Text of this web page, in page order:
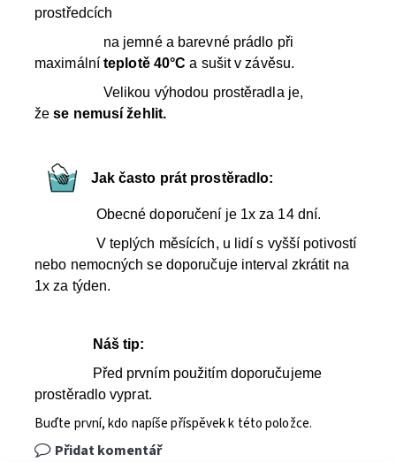
prostředcích
na jemné a barevné prádlo při
maximální teplotě 40°C a sušit v závěsu.
Velikou výhodou prostěradla je,
žese nemusí žehlit.
Jak často prát prostěradlo:
Obecné doporučení je 1x za 14 dní.
V teplých měsících, u lidí s vyšší potivostí
nebo nemocných se doporučuje interval zkrátit na
1x za týden.
Náš tip:
Před prvním použitím doporučujeme
prostěradlo vyprat.
Buďte první, kdo napíše příspěvek k této položce.
Přidat komentář